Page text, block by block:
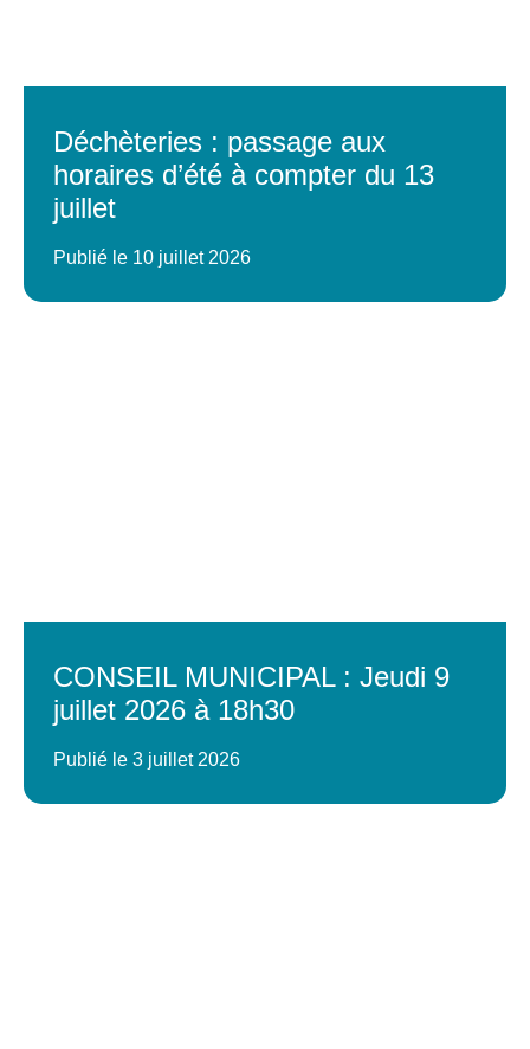
Déchèteries : passage aux
horaires d’été à compter du 13
juillet
Publié le 10 juillet 2026
CONSEIL MUNICIPAL : Jeudi 9
juillet 2026 à 18h30
Publié le 3 juillet 2026